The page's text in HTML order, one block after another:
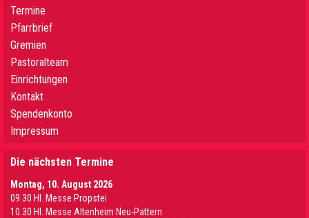
Termine
Pfarrbrief
Gremien
Pastoralteam
Einrichtungen
Kontakt
Spendenkonto
Impressum
Die nächsten Termine
Montag, 10. August 2026
09.30 Hl. Messe Propstei
10.30 Hl. Messe Altenheim Neu-Pattern